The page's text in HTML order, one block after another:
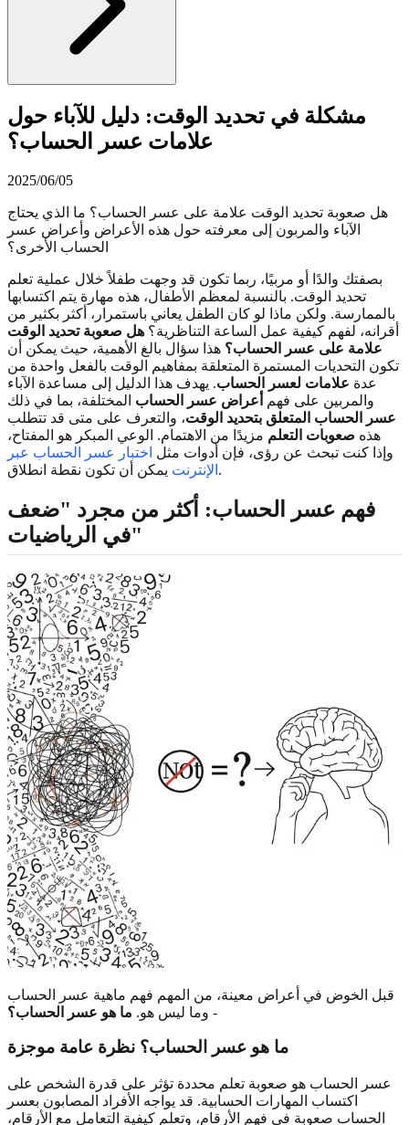
مشكلة في تحديد الوقت: دليل للآباء حول
علامات عسر الحساب؟
2025/06/05
هل صعوبة تحديد الوقت علامة على عسر الحساب؟ ما الذي يحتاج
الآباء والمربون إلى معرفته حول هذه الأعراض وأعراض عسر
الحساب الأخرى؟
بصفتك والدًا أو مربيًا، ربما تكون قد وجهت طفلاً خلال عملية تعلم
تحديد الوقت. بالنسبة لمعظم الأطفال، هذه مهارة يتم اكتسابها
بالممارسة. ولكن ماذا لو كان الطفل يعاني باستمرار، أكثر بكثير من
أقرانه، لفهم كيفية عمل الساعة التناظرية؟ هل صعوبة تحديد الوقت
علامة على عسر الحساب؟ هذا سؤال بالغ الأهمية، حيث يمكن أن
تكون التحديات المستمرة المتعلقة بمفاهيم الوقت بالفعل واحدة من
عدة علامات لعسر الحساب. يهدف هذا الدليل إلى مساعدة الآباء
والمربين على فهم
أعراض عسر الحساب المختلفة، بما في ذلك
عسر الحساب المتعلق بتحديد الوقت، والتعرف على متى قد تتطلب
هذه صعوبات التعلم مزيدًا من الاهتمام. الوعي المبكر هو المفتاح،
وإذا كنت تبحث عن رؤى، فإن أدوات مثل اختبار عسر الحساب عبر
الإنترنت يمكن أن تكون نقطة انطلاق.
فهم عسر الحساب: أكثر من مجرد "ضعف
في الرياضيات"
قبل الخوض في أعراض معينة، من المهم فهم ماهية عسر الحساب
- وما ليس هو. ما هو عسر الحساب؟
ما هو عسر الحساب؟ نظرة عامة موجزة
عسر الحساب هو صعوبة تعلم محددة تؤثر على قدرة الشخص على
اكتساب المهارات الحسابية. قد يواجه الأفراد المصابون بعسر
الحساب صعوبة في فهم الأرقام، وتعلم كيفية التعامل مع الأرقام،